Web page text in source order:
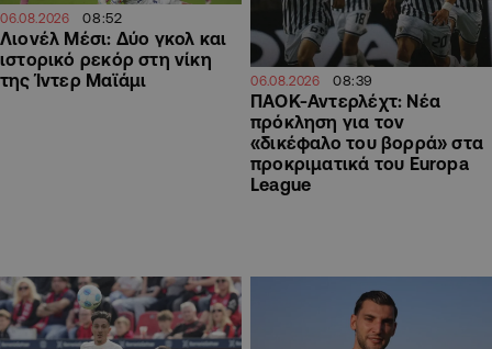
06.08.2026 08:52
Λιονέλ Μέσι: Δύο γκολ και
ιστορικό ρεκόρ στη νίκη
της Ίντερ Μαϊάμι
06.08.2026 08:39
ΠΑΟΚ-Αντερλέχτ: Νέα
πρόκληση για τον
«δικέφαλο του βορρά» στα
προκριματικά του Europa
League